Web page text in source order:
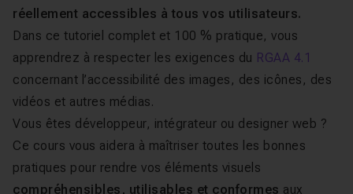
réellement accessibles à tous vos utilisateurs.
Dans ce tutoriel complet et 100 % pratique, vous
apprendrez à respecter les exigences du RGAA 4.1
concernant l’accessibilité des images, des icônes, des
vidéos et autres médias.
Vous êtes développeur, intégrateur ou designer web ?
Ce cours vous aidera à maîtriser toutes les bonnes
pratiques pour rendre vos éléments visuels
compréhensibles, utilisables et conformes aux